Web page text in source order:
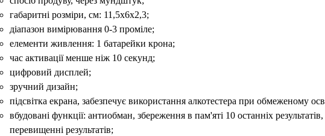
габаритні розміри, см: 11,5х6х2,3;
діапазон вимірювання 0-3 проміле;
елементи живлення: 1 батарейки крона;
час активації менше ніж 10 секунд;
цифровий дисплей;
зручний дизайн;
підсвітка екрана, забезпечує використання алкотестера при обмеженому
вбудовані функції: антиобман, збереження в пам'яті 10 останніх
перевищенні результатів;